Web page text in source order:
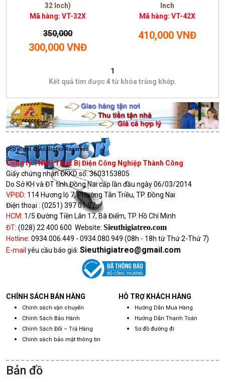
32 Inch)
Mã hàng: VT-32X
350,000
300,000 VNĐ
Inch
Mã hàng: VT-42X
410,000 VNĐ
1
Kết quả tìm được4từ khóa trùng khớp.
Copyright © All Rights Reserved
Công ty TNHH Thiết Bị Điện Công Nghiệp Thành Công
Giấy chứng nhận ĐKKD số:3603153805
Do Sở KH và ĐT tỉnh Đồng Nai cấp lần đầu ngày 06/03/2014
VPĐD: 114 Hương lộ 7, Phường Tân Triều, TP. Đồng Nai
Điện thoại : (0251) 397 01 97
HCM: 1/5 Đường Tiền Lân 17, Bà Điểm, TP. Hồ Chí Minh
ĐT: (028) 22 400 600 Website: Sieuthigiatreo.com
Hotline: 0934.006.449 - 0934.080.949 (08h - 18h từ Thứ 2-Thứ 7)
E-mail yêu cầu báo giá: Sieuthigiatreo@gmail.com
CHÍNH SÁCH BÁN HÀNG
Chính sách vận chuyển
Chính Sách Bảo Hành
Chính Sách Đổi – Trả Hàng
Chính sách bảo mật thông tin
HỖ TRỢ KHÁCH HÀNG
Hướng Dẫn Mua Hàng
Hướng Dẫn Thanh Toán
Sơ đồ đường đi
Bản đồ